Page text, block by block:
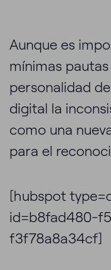
Aunque es
mínimas
personalidad
digital la
como una
para el
[hubspot
id=b8fad480-
f3f78a8a34cf]